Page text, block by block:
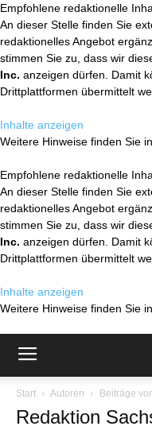
Empfohlene redaktionelle
An dieser Stelle finden Sie
redaktionelles Angebot
stimmen Sie zu, dass wir
Inc. anzeigen dürfen. Damit
Drittplattformen übermittelt
Inhalte anzeigen
Weitere Hinweise finden Sie
Empfohlene redaktionelle
An dieser Stelle finden Sie
redaktionelles Angebot
stimmen Sie zu, dass wir
Inc. anzeigen dürfen. Damit
Drittplattformen übermittelt
Inhalte anzeigen
Weitere Hinweise finden Sie
Start Autoren Beiträge
Redaktion